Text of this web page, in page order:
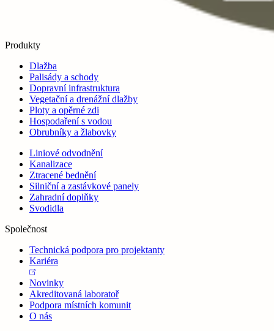
Produkty
Dlažba
Palisády a schody
Dopravní infrastruktura
Vegetační a drenážní dlažby
Ploty a opěrné zdi
Hospodaření s vodou
Obrubníky a žlabovky
Liniové odvodnění
Kanalizace
Ztracené bednění
Silniční a zastávkové panely
Zahradní doplňky
Svodidla
Společnost
Technická podpora pro projektanty
Kariéra
Novinky
Akreditovaná laboratoř
Podpora místních komunit
O nás